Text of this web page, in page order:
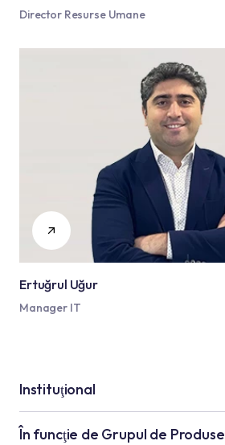
Director Resurse Umane
Ertuğrul Uğur
Manager IT
Instituţional
Grupul Kale
În funcţie de Grupul de Produse